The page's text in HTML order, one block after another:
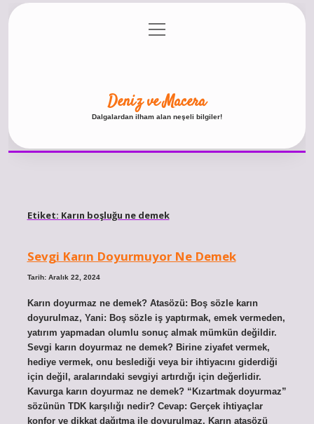
Gizlilik Politikası
menüyü
aç
Deniz ve Macera
Dalgalardan ilham alan neşeli bilgiler!
Etiket: Karın boşluğu ne demek
Sevgi Karın Doyurmuyor Ne Demek
Tarih: Aralık 22, 2024
Karın doyurmaz ne demek? Atasözü: Boş sözle karın
doyurulmaz, Yani: Boş sözle iş yaptırmak, emek vermeden,
yatırım yapmadan olumlu sonuç almak mümkün değildir.
Sevgi karın doyurmaz ne demek? Birine ziyafet vermek,
hediye vermek, onu beslediği veya bir ihtiyacını giderdiği
için değil, aralarındaki sevgiyi artırdığı için değerlidir.
Kavurga karın doyurmaz ne demek? “Kızartmak doyurmaz”
sözünün TDK karşılığı nedir? Cevap: Gerçek ihtiyaçlar
konfor ve dikkat dağıtma ile doyurulmaz. Karın atasözü